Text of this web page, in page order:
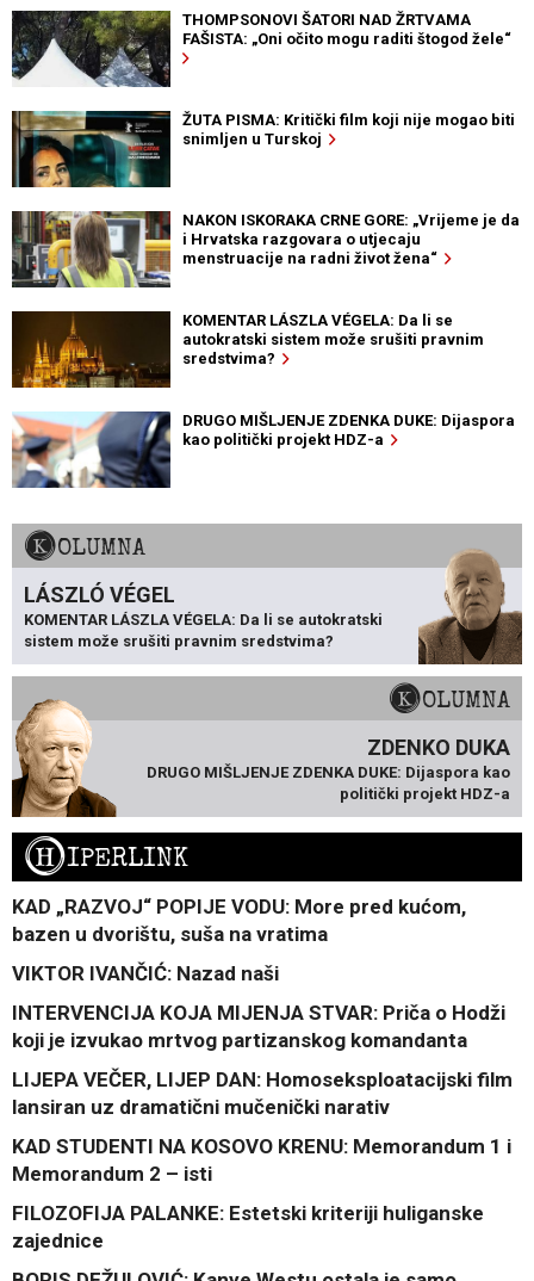
THOMPSONOVI ŠATORI NAD ŽRTVAMA
FAŠISTA: „Oni očito mogu raditi štogod žele“
ŽUTA PISMA: Kritički film koji nije mogao biti
snimljen u Turskoj
NAKON ISKORAKA CRNE GORE: „Vrijeme je da
i Hrvatska razgovara o utjecaju
menstruacije na radni život žena“
KOMENTAR LÁSZLA VÉGELA: Da li se
autokratski sistem može srušiti pravnim
sredstvima?
DRUGO MIŠLJENJE ZDENKA DUKE: Dijaspora
kao politički projekt HDZ-a
KOLUMNA
LÁSZLÓ VÉGEL
KOMENTAR LÁSZLA VÉGELA: Da li se autokratski
sistem može srušiti pravnim sredstvima?
KOLUMNA
ZDENKO DUKA
DRUGO MIŠLJENJE ZDENKA DUKE: Dijaspora kao
politički projekt HDZ-a
HIPERLINK
KAD „RAZVOJ“ POPIJE VODU: More pred kućom,
bazen u dvorištu, suša na vratima
VIKTOR IVANČIĆ: Nazad naši
INTERVENCIJA KOJA MIJENJA STVAR: Priča o Hodži
koji je izvukao mrtvog partizanskog komandanta
LIJEPA VEČER, LIJEP DAN: Homoseksploatacijski film
lansiran uz dramatični mučenički narativ
KAD STUDENTI NA KOSOVO KRENU: Memorandum 1 i
Memorandum 2 – isti
FILOZOFIJA PALANKE: Estetski kriteriji huliganske
zajednice